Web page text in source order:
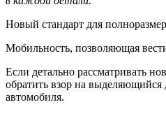
Новый стандарт для
Мобильность, позволяющая
Если детально рассматривать
обратить взор на выделяющийся
автомобиля.